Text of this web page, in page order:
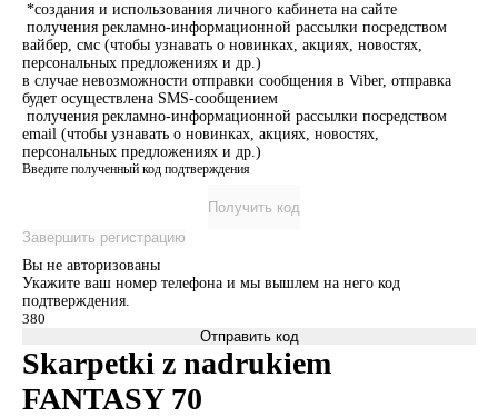
*создания и использования личного кабинета на сайте
получения рекламно-информационной рассылки посредством
вайбер, смс (чтобы узнавать о новинках, акциях, новостях,
персональных предложениях и др.)
в случае невозможности отправки сообщения в Viber, отправка
будет осуществлена SMS-сообщением
получения рекламно-информационной рассылки посредством
email (чтобы узнавать о новинках, акциях, новостях,
персональных предложениях и др.)
Введите полученный код подтверждения
Получить код
Завершить регистрацию
Вы не авторизованы
Укажите ваш номер телефона и мы вышлем на него код
подтверждения.
Отправить код
Skarpetki z nadrukiem
FANTASY 70